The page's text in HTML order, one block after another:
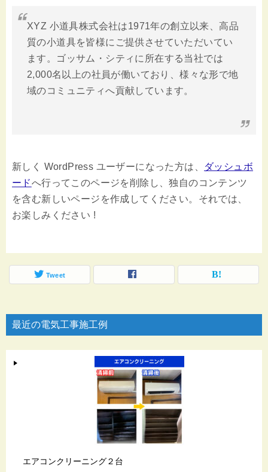
XYZ 小道具株式会社は1971年の創立以来、高品
質の小道具を皆様にご提供させていただいてい
ます。ゴッサム・シティに所在する当社では
2,000名以上の社員が働いており、様々な形で地
域のコミュニティへ貢献しています。
新しく WordPress ユーザーになった方は、
ダッシュボ
ードへ行ってこのページを削除し、独自のコンテンツ
を含む新しいページを作成してください。それでは、
お楽しみください !
Tweet
最近の電気工事施工例
エアコンクリーニング２台